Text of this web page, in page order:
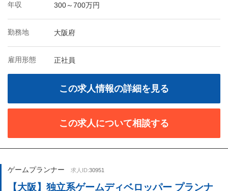
年収 300～700万円
勤務地 大阪府
雇用形態 正社員
この求人情報の詳細を見る
この求人について相談する
ゲームプランナー 求人ID:30951
【大阪】独立系ゲームディベロッパー プランナ